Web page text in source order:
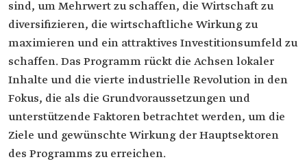
sind, um Mehrwert zu schaffen, die Wirtschaft zu
diversifizieren, die wirtschaftliche Wirkung zu
maximieren und ein attraktives Investitionsumfeld zu
schaffen. Das Programm rückt die Achsen lokaler
Inhalte und die vierte industrielle Revolution in den
Fokus, die als die Grundvoraussetzungen und
unterstützende Faktoren betrachtet werden, um die
Ziele und gewünschte Wirkung der Hauptsektoren
des Programms zu erreichen.